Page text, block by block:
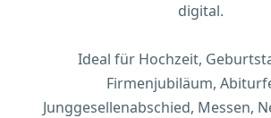
digital.
Ideal für Hochzeit,
Firmenjubiläum,
Junggesellenabschied, Messen,